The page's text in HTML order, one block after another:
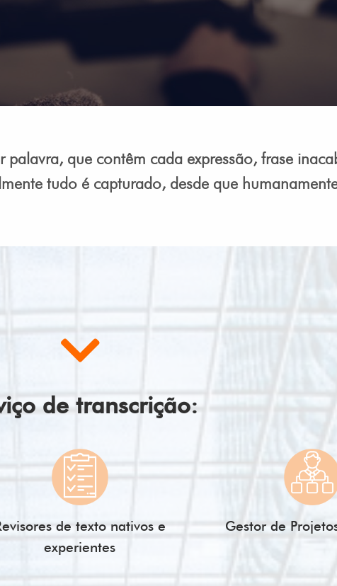
palavra, que contêm cada expressão, frase
tudo é capturado, desde que
de transcrição:
de texto nativos e
experientes
Gestor de